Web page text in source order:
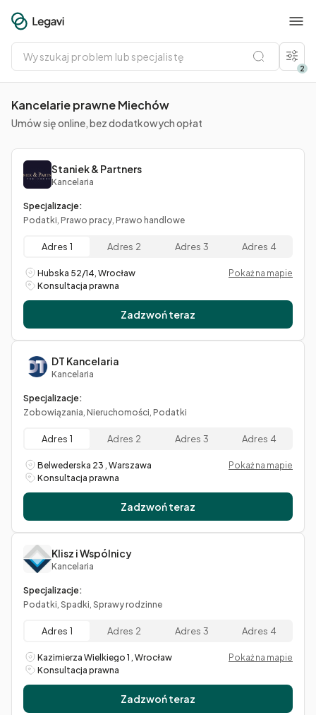
Wyszukaj
problem
lub
specjalistę
2
Kancelarie prawne Miechów
Umów się online, bez dodatkowych opłat
Staniek & Partners
Kancelaria
Specjalizacje:
Podatki, Prawo pracy, Prawo handlowe
Adres 1 Adres 2 Adres 3 Adres 4
Hubska 52/14, Wrocław
Pokaż na mapie
Konsultacja prawna
Zadzwoń teraz
DT Kancelaria
Kancelaria
Specjalizacje:
Zobowiązania, Nieruchomości, Podatki
Adres 1 Adres 2 Adres 3 Adres 4
Belwederska 23 , Warszawa
Pokaż na mapie
Konsultacja prawna
Zadzwoń teraz
Klisz i Wspólnicy
Kancelaria
Specjalizacje:
Podatki, Spadki, Sprawy rodzinne
Adres 1 Adres 2 Adres 3 Adres 4
Kazimierza Wielkiego 1 , Wrocław
Pokaż na mapie
Konsultacja prawna
Zadzwoń teraz